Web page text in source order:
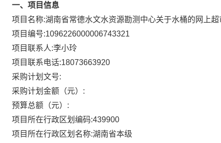
一、项目信息
项目名称:湖南省常德水文水资源勘测中心关于水桶的网上超
项目编号:1096226000006743321
项目联系人:李小玲
项目联系电话:18073663920
采购计划文号:
采购计划金额（元）:
预算总额（元）:
项目所在行政区划编码:439900
项目所在行政区划名称:湖南省本级